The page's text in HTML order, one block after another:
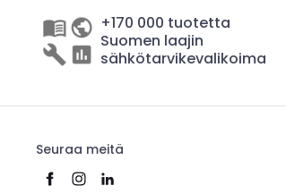
+170 000 tuotetta
Suomen laajin
sähkötarvikevalikoima
Seuraa meitä